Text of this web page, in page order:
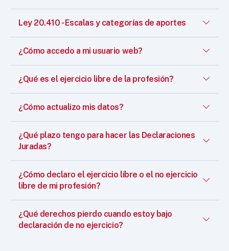
Ley 20.410 - Escalas y categorías de aportes
¿Cómo accedo a mi usuario web?
¿Qué es el ejercicio libre de la profesión?
¿Cómo actualizo mis datos?
¿Qué plazo tengo para hacer las Declaraciones
Juradas?
¿Cómo declaro el ejercicio libre o el no ejercicio
libre de mi profesión?
¿Qué derechos pierdo cuando estoy bajo
declaración de no ejercicio?